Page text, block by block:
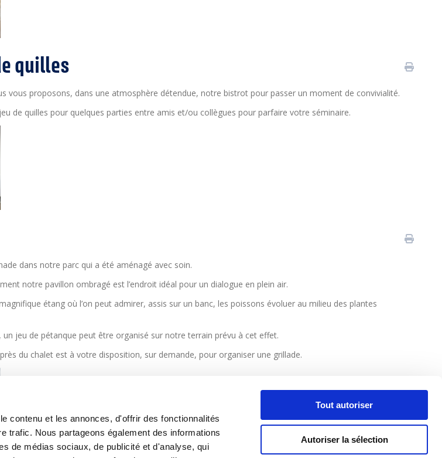
contenu et les annonces, d'offrir des fonctionnalités
trafic. Nous partageons également des informations
de médias sociaux, de publicité et d'analyse, qui
Tout autoriser
Autoriser la sélection
quilles
vous proposons, dans une atmosphère détendue, notre bistrot pour passer un moment de convivialité.
de quilles pour quelques parties entre amis et/ou collègues pour parfaire votre séminaire.
dans notre parc qui a été aménagé avec soin.
notre pavillon ombragé est l’endroit idéal pour un dialogue en plein air.
étang où l’on peut admirer, assis sur un banc, les poissons évoluer au milieu des plantes
jeu de pétanque peut être organisé sur notre terrain prévu à cet effet.
du chalet est à votre disposition, sur demande, pour organiser une grillade.